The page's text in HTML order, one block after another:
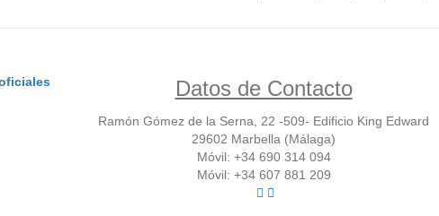
Datos de Contacto
Ramón Gómez de la Serna, 22 -509- Edificio King Edward
29602 Marbella (Málaga)
Móvil: +34 690 314 094
Móvil: +34 607 881 209